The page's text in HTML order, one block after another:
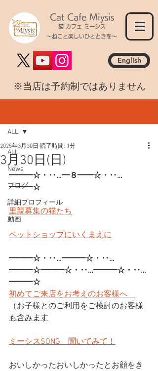
Cat Cafe Miysis
猫 カフェ ミーシス
～ねこと楽しいひとときを～
English
​※当店は予約制ではありません
ALL
News
ブログ
詳細プロフィール
動画
ALL
3月30日(日)
2025年3月30日 読了時間: 1分
━━━☆・‥…━８━━☆・‥…
━━━☆
里親募集の猫たち
ペットショップにいくまえに
━━━☆・‥…━━━☆・‥…
━━━☆━━━☆・‥…━━━☆・‥…
━━━☆
初めてご来店をお考えのお客様へ
（お子様とのご利用をご検討のお客様
も含みます
ミーシスSONG　聞いてみて！
おいしかったおいしかったとお顔をき